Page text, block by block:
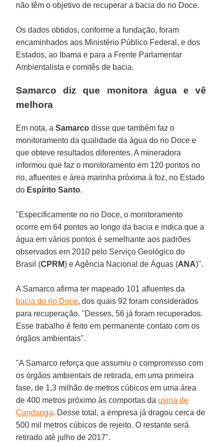
não têm o objetivo de recuperar a bacia do rio Doce.
Os dados obtidos, conforme a fundação, foram
encaminhados aos Ministério Público Federal, e dos
Estados, ao Ibama e para a Frente Parlamentar
Ambientalista e comitês de bacia.
Samarco diz que monitora água e vê
melhora
Em nota, aSamarco disse que também faz o
monitoramento da qualidade da água do rio Doce e
que obteve resultados diferentes. A mineradora
informou que faz o monitoramento em 120 pontos no
rio, afluentes e área marinha próxima à foz, no Estado
do Espírito Santo.
"Especificamente no rio Doce, o monitoramento
ocorre em 64 pontos ao longo da bacia e indica que a
água em vários pontos é semelhante aos padrões
observados em 2010 pelo Serviço Geológico do
Brasil (CPRM) e Agência Nacional de Águas (ANA)".
A Samarco afirma ter mapeado 101 afluentes da
bacia do rio Doce, dos quais 92 foram considerados
para recuperação. "Desses, 56 já foram recuperados.
Esse trabalho é feito em permanente contato com os
órgãos ambientais".
"A Samarco reforça que assumiu o compromisso com
os órgãos ambientais de retirada, em uma primeira
fase, de 1,3 milhão de metros cúbicos em uma área
de 400 metros próximo às comportas da usina de
Candonga. Desse total, a empresa já dragou cerca de
500 mil metros cúbicos de rejeito. O restante será
retirado até julho de 2017".